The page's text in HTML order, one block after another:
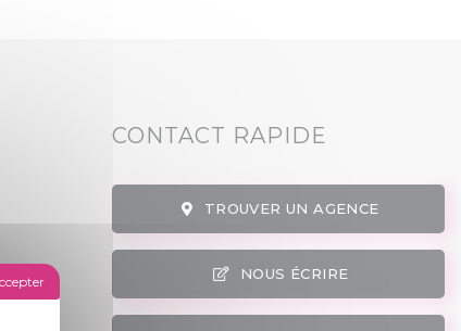
CONTACT RAPIDE
TROUVER UN AGENCE
NOUS ÉCRIRE